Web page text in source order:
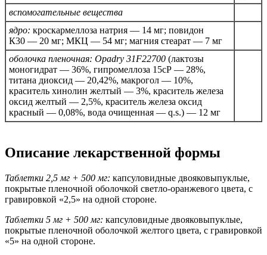
вспомогательные вещества
ядро: кроскармеллоза натрия — 14 мг; повидон
К30 — 20 мг; МКЦ — 54 мг; магния стеарат — 7 мг
оболочка пленочная: Opadry 31F22700 (лактозы
моногидрат — 36%, гипромеллоза 15сР — 28%,
титана диоксид — 20,42%, макрогол — 10%,
краситель хинолин желтый — 3%, краситель железа
оксид желтый — 2,5%, краситель железа оксид
красный — 0,08%, вода очищенная — q.s.) — 12 мг
Описание лекарственной формы
Таблетки 2,5 мг + 500 мг: капсуловидные двояковыпуклые,
покрытые пленочной оболочкой светло-оранжевого цвета, с
гравировкой «2,5» на одной стороне.
Таблетки 5 мг + 500 мг: капсуловидные двояковыпуклые,
покрытые пленочной оболочкой желтого цвета, с гравировкой
«5» на одной стороне.